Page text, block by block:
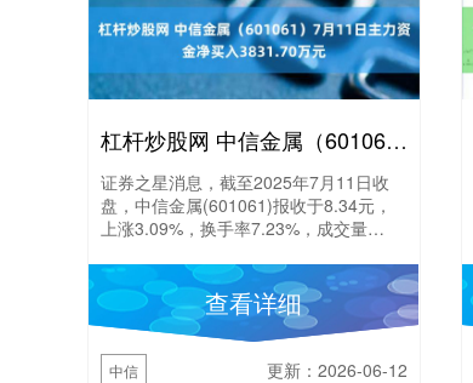
杠杆炒股网 中信金属（601061）7月11日主力资金净买入3831.70万元
证券之星消息，截至2025年7月11日收
盘，中信金属(601061)报收于8.34元，
上涨3.09%，换手率7.23%，成交量
查看详细
中信 更新：2026-06-12